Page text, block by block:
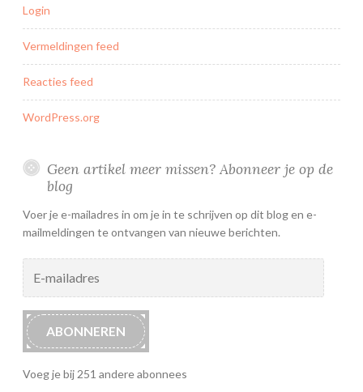
Login
Vermeldingen feed
Reacties feed
WordPress.org
Geen artikel meer missen? Abonneer je op de
blog
Voer je e-mailadres in om je in te schrijven op dit blog en e-
mailmeldingen te ontvangen van nieuwe berichten.
mailadres
ABONNEREN
Voeg je bij 251 andere abonnees